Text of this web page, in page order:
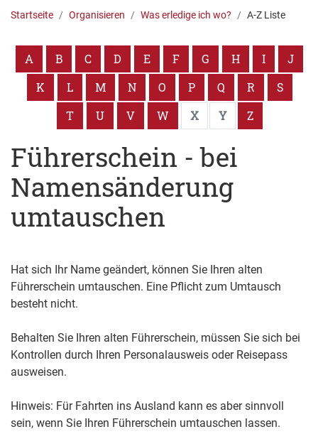
Startseite Organisieren Was erledige ich wo? A-Z Liste
A B C D E F G H I
J
K
L M N O P Q R
S
T
U V W X Y Z
Führerschein - bei
Namensänderung
umtauschen
Hat sich Ihr Name geändert, können Sie Ihren alten
Führerschein umtauschen. Eine Pflicht zum Umtausch
besteht nicht.
Behalten Sie Ihren alten Führerschein, müssen Sie sich bei
Kontrollen durch Ihren Personalausweis oder Reisepass
ausweisen.
Hinweis: Für Fahrten ins Ausland kann es aber sinnvoll
sein, wenn Sie Ihren Führerschein umtauschen lassen.